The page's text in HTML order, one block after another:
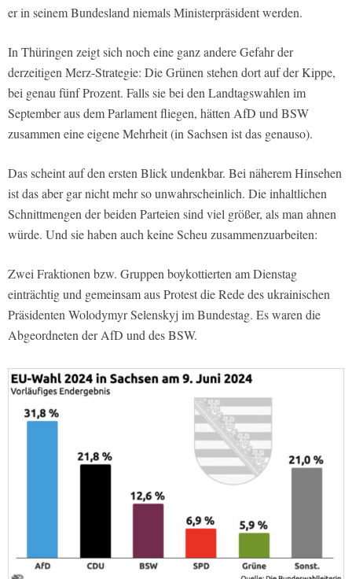
er in seinem Bundesland niemals Ministerpräsident werden.
In Thüringen zeigt sich noch eine ganz andere Gefahr der
derzeitigen Merz-Strategie: Die Grünen stehen dort auf der Kippe,
bei genau fünf Prozent. Falls sie bei den Landtagswahlen im
September aus dem Parlament fliegen, hätten AfD und BSW
zusammen eine eigene Mehrheit (in Sachsen ist das genauso).
Das scheint auf den ersten Blick undenkbar. Bei näherem Hinsehen
ist das aber gar nicht mehr so unwahrscheinlich. Die inhaltlichen
Schnittmengen der beiden Parteien sind viel größer, als man ahnen
würde. Und sie haben auch keine Scheu zusammenzuarbeiten:
Zwei Fraktionen bzw. Gruppen boykottierten am Dienstag
einträchtig und gemeinsam aus Protest die Rede des ukrainischen
Präsidenten Wolodymyr Selenskyj im Bundestag. Es waren die
Abgeordneten der AfD und des BSW.